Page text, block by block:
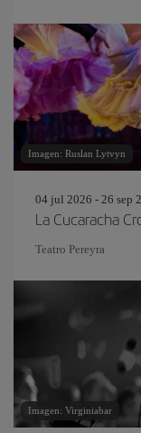
Imagen: Ruslan Lytvyn
04 jul 2026 - 26 sep
La Cucaracha
Teatro Pereyra
Imagen: Virginiabar